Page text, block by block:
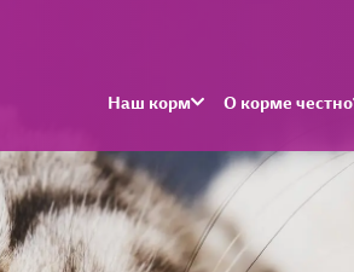
Наш корм О корме честно